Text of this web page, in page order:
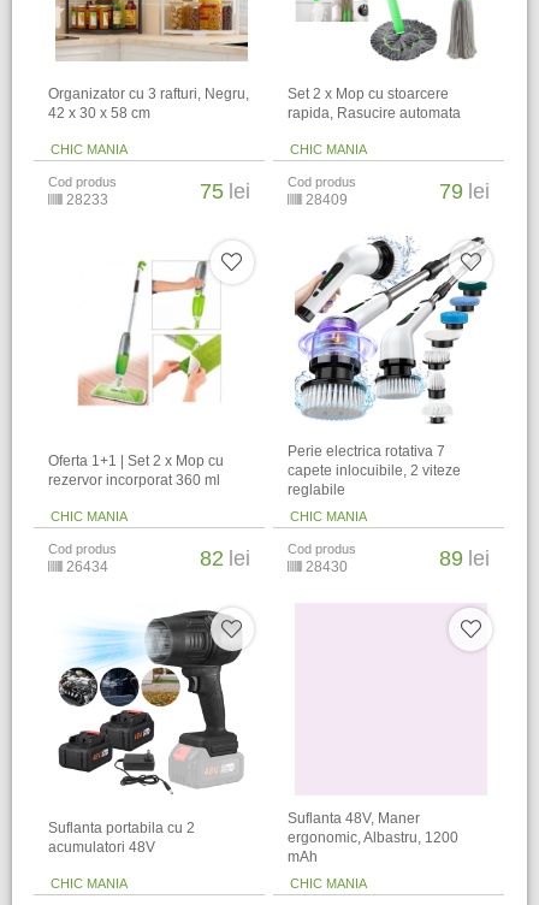
Organizator cu 3 rafturi, Negru,
42 x 30 x 58 cm
CHIC MANIA
Cod produs
28233 75 lei
Set 2 x Mop cu stoarcere
rapida, Rasucire automata
CHIC MANIA
Cod produs
28409 79 lei
Oferta 1+1 | Set 2 x Mop cu
rezervor incorporat 360 ml
CHIC MANIA
Cod produs
26434 82 lei
Perie electrica rotativa 7
capete inlocuibile, 2 viteze
reglabile
CHIC MANIA
Cod produs
28430 89 lei
Suflanta portabila cu 2
acumulatori 48V
CHIC MANIA
Suflanta 48V, Maner
ergonomic, Albastru, 1200
mAh
CHIC MANIA